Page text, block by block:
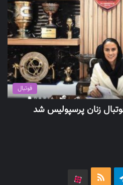
فوتبال
زنان پرسپولیس شد
تلگرام خوراک